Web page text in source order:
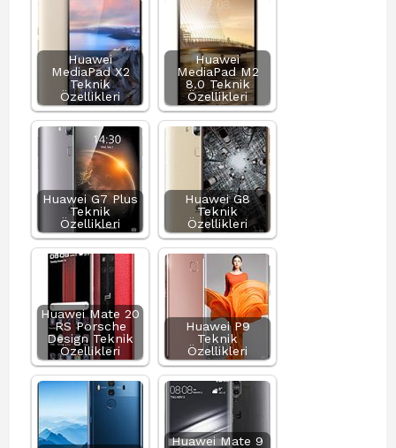
Huawei
MediaPad X2
Teknik
Özellikleri
Huawei
MediaPad M2
8.0 Teknik
Özellikleri
Huawei G7 Plus
Teknik
Özellikleri
Huawei G8
Teknik
Özellikleri
Huawei Mate 20
RS Porsche
Design Teknik
Özellikleri
Huawei P9
Teknik
Özellikleri
Huawei Mate 9